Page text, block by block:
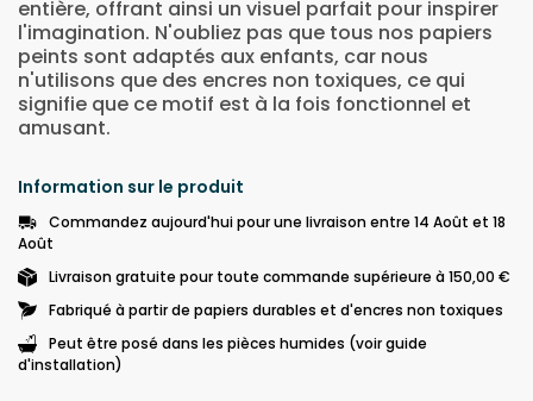
entière, offrant ainsi un visuel parfait pour inspirer
l'imagination. N'oubliez pas que tous nos papiers
peints sont adaptés aux enfants, car nous
n'utilisons que des encres non toxiques, ce qui
signifie que ce motif est à la fois fonctionnel et
amusant.
Information sur le produit
Commandez aujourd'hui pour une livraison entre 14 Août et 18
Août
Livraison gratuite pour toute commande supérieure à 150,00 €
Fabriqué à partir de papiers durables et d'encres non toxiques
Peut être posé dans les pièces humides (voir guide
d'installation)